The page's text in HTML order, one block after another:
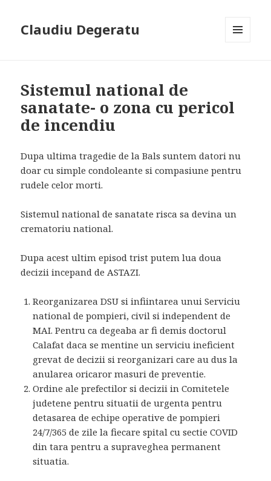
Claudiu Degeratu
Sistemul national de
sanatate- o zona cu pericol
de incendiu
Dupa ultima tragedie de la Bals suntem datori nu
doar cu simple condoleante si compasiune pentru
rudele celor morti.
Sistemul national de sanatate risca sa devina un
crematoriu national.
Dupa acest ultim episod trist putem lua doua
decizii incepand de ASTAZI.
Reorganizarea DSU si infiintarea unui Serviciu
national de pompieri, civil si independent de
MAI. Pentru ca degeaba ar fi demis doctorul
Calafat daca se mentine un serviciu ineficient
grevat de decizii si reorganizari care au dus la
anularea oricaror masuri de preventie.
Ordine ale prefectilor si decizii in Comitetele
judetene pentru situatii de urgenta pentru
detasarea de echipe operative de pompieri
24/7/365 de zile la fiecare spital cu sectie COVID
din tara pentru a supraveghea permanent
situatia.